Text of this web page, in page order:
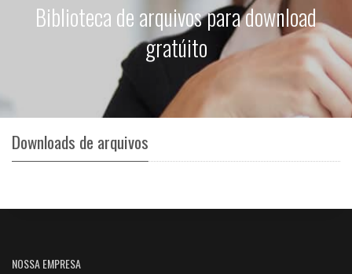
Biblioteca de arquivos para download
gratúito
Downloads de arquivos
NOSSA EMPRESA